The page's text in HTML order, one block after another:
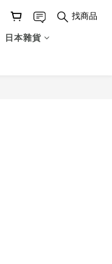
找商品
日本雜貨